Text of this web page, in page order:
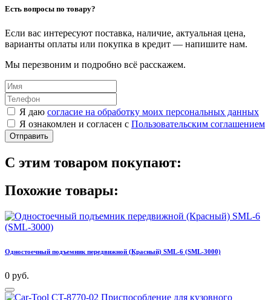
Есть вопросы по товару?
Если вас интересуют поставка, наличие, актуальная цена,
варианты оплаты или покупка в кредит — напишите нам.
Мы перезвоним и подробно всё расскажем.
Я даю согласие на обработку моих персональных данных
Я ознакомлен и согласен с Пользовательским соглашением
Отправить
С этим товаром покупают:
Похожие товары:
Одностоечный подъемник передвижной (Красный) SML-6 (SML-3000)
0 руб.